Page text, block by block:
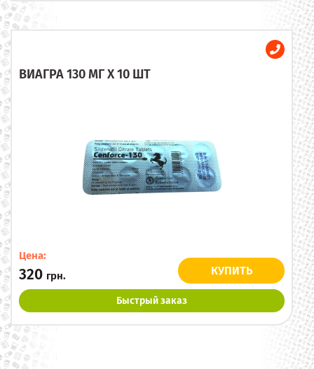
ВИАГРА 130 МГ X 10 ШТ
Цена:
320 грн. КУПИТЬ
Быстрый заказ